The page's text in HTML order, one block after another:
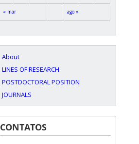
« mar ago »
About
LINES OF RESEARCH
POSTDOCTORAL POSITION
JOURNALS
CONTATOS